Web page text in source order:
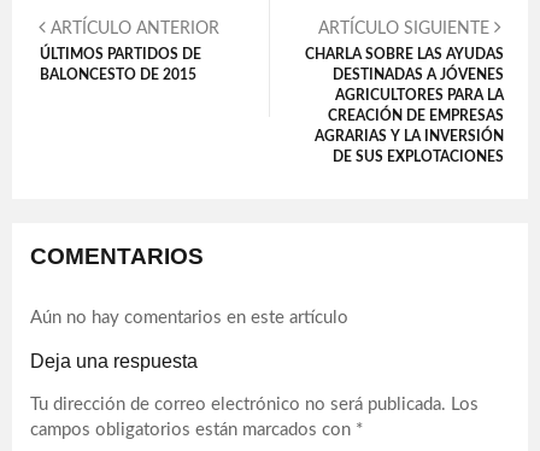
ARTÍCULO ANTERIOR
ÚLTIMOS PARTIDOS DE
BALONCESTO DE 2015
ARTÍCULO SIGUIENTE
CHARLA SOBRE LAS AYUDAS
DESTINADAS A JÓVENES
AGRICULTORES PARA LA
CREACIÓN DE EMPRESAS
AGRARIAS Y LA INVERSIÓN
DE SUS EXPLOTACIONES
COMENTARIOS
Aún no hay comentarios en este artículo
Deja una respuesta
Tu dirección de correo electrónico no será publicada. Los
campos obligatorios están marcados con *